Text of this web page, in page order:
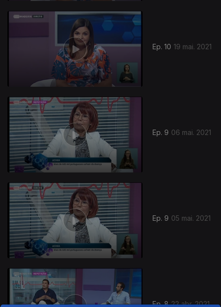
Ep. 10 19 mai. 2021
Ep. 9 06 mai. 2021
Ep. 9 05 mai. 2021
Ep. 8 22 abr. 2021